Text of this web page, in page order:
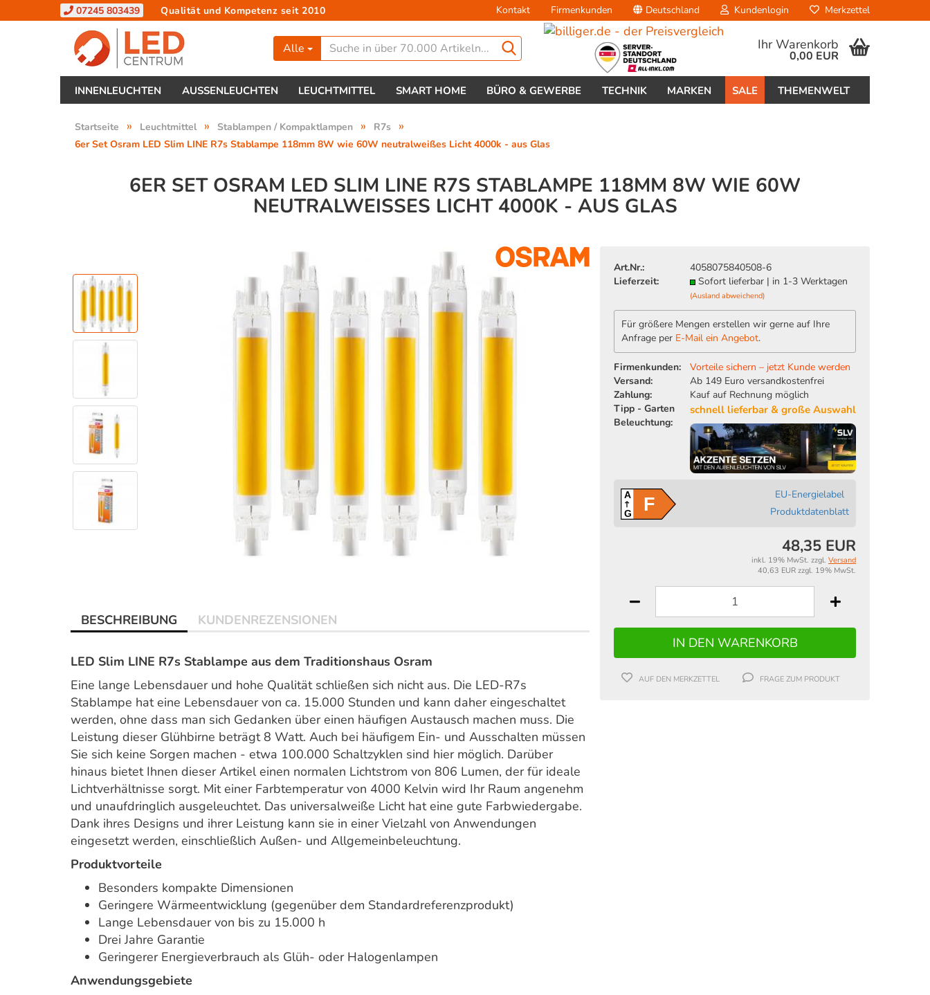
07245 803439 Qualität und Kompetenz seit 2010 Kontakt Firmenkunden Deutschland
Lieferland
Kundenlogin
Konto erstellen
Merkzettel
Alle Ihr Warenkorb
0,00 EUR
INNENLEUCHTEN AUSSENLEUCHTEN LEUCHTMITTEL SMART HOME BÜRO & GEWERBE TECHNIK MARKEN SALE THEMENWELT
Startseite » Leuchtmittel » Stablampen / Kompaktlampen » R7s »
6er Set Osram LED Slim LINE R7s Stablampe 118mm 8W wie 60W neutralweißes Licht 4000k - aus Glas
6ER SET OSRAM LED SLIM LINE R7S STABLAMPE 118MM 8W WIE 60W
NEUTRALWEISSES LICHT 4000K - AUS GLAS
Art.Nr.:
4058075840508-6
Lieferzeit:
Sofort lieferbar | in 1-3 Werktagen
(Ausland abweichend)
Für größere Mengen erstellen wir gerne auf Ihre
Anfrage per E-Mail ein Angebot.
Firmenkunden:
Vorteile sichern – jetzt Kunde werden
Versand:
Ab 149 Euro versandkostenfrei
Zahlung:
Kauf auf Rechnung möglich
Tipp - Garten
Beleuchtung:
schnell lieferbar & große Auswahl
A
GF
EU-Energielabel
Produktdatenblatt
48,35 EUR
inkl. 19% MwSt. zzgl. Versand
40,63 EUR zzgl. 19% MwSt.
AUF DEN MERKZETTEL FRAGE ZUM PRODUKT
BESCHREIBUNG KUNDENREZENSIONEN
LED Slim LINE R7s Stablampe aus dem Traditionshaus Osram
Eine lange Lebensdauer und hohe Qualität schließen sich nicht aus. Die LED-R7s
Stablampe hat eine Lebensdauer von ca. 15.000 Stunden und kann daher eingeschaltet
werden, ohne dass man sich Gedanken über einen häufigen Austausch machen muss. Die
Leistung dieser Glühbirne beträgt 8 Watt. Auch bei häufigem Ein- und Ausschalten müssen
Sie sich keine Sorgen machen - etwa 100.000 Schaltzyklen sind hier möglich. Darüber
hinaus bietet Ihnen dieser Artikel einen normalen Lichtstrom von 806 Lumen, der für ideale
Lichtverhältnisse sorgt. Mit einer Farbtemperatur von 4000 Kelvin wird Ihr Raum angenehm
und unaufdringlich ausgeleuchtet. Das universalweiße Licht hat eine gute Farbwiedergabe.
Dank ihres Designs und ihrer Leistung kann sie in einer Vielzahl von Anwendungen
eingesetzt werden, einschließlich Außen- und Allgemeinbeleuchtung.
Produktvorteile
Besonders kompakte Dimensionen
Geringere Wärmeentwicklung (gegenüber dem Standardreferenzprodukt)
Lange Lebensdauer von bis zu 15.000 h
Drei Jahre Garantie
Geringerer Energieverbrauch als Glüh- oder Halogenlampen
Anwendungsgebiete